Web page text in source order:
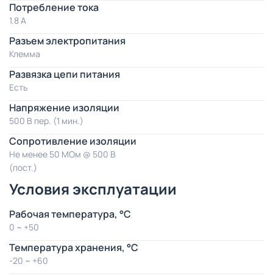
Потребление тока
1.8 А
Разъем электропитания
Клемма
Развязка цепи питания
Есть
Напряжение изоляции
500 В пер. (1 мин.)
Сопротивление изоляции
Не менее 50 МОм @ 500 В
(пост.)
Условия эксплуатации
Рабочая температура, °C
0 ~ +50
Температура хранения, °C
-20 ~ +60